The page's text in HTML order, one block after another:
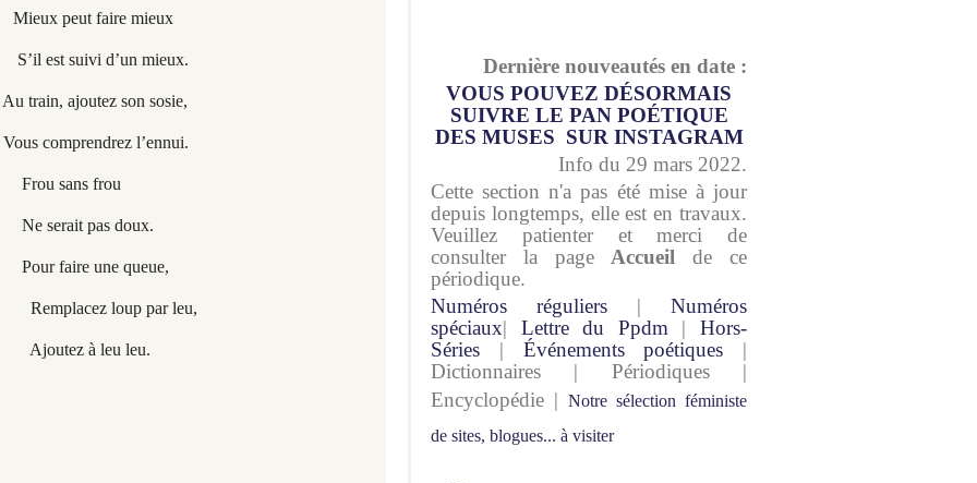
mieux
mieux.
ajoutez son sosie,
comprendrez l’ennui.
frou
doux.
queue,
par leu,
leu.
Dernière nouveautés en date :
VOUS POUVEZ DÉSORMAIS
SUIVRE LE PAN POÉTIQUE
DES MUSES SUR INSTAGRAM
Info du 29 mars 2022.
Cette section n'a pas été mise à jour
depuis longtemps, elle est en travaux.
Veuillez patienter et merci de
consulter la page Accueil de ce
périodique.
Numéros réguliers | Numéros
spéciaux| Lettre du Ppdm |Hors-
Séries | Événements poétiques |
Dictionnaires | Périodiques |
Encyclopédie | Notre sélection féministe
de sites, blogues... à visiter